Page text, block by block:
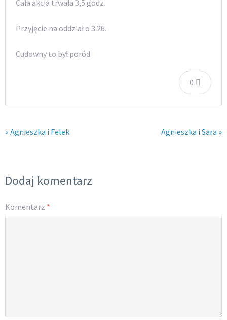
Cała akcja trwała 3,5 godz.
Przyjęcie na oddział o 3:26.
Cudowny to był poród.
0
« Agnieszka i Felek Agnieszka i Sara »
Dodaj komentarz
Komentarz *